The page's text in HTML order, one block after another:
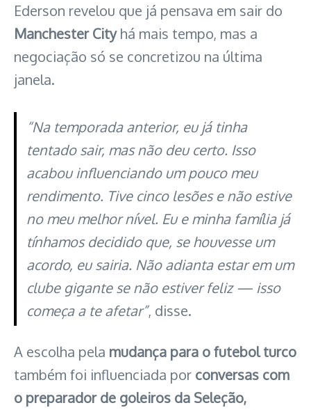
Ederson revelou que já pensava em sair do
Manchester Cityhá mais tempo, mas a
negociação só se concretizou na última
janela.
“Na temporada anterior, eu já tinha
tentado sair, mas não deu certo. Isso
acabou influenciando um pouco meu
rendimento. Tive cinco lesões e não estive
no meu melhor nível. Eu e minha família já
tínhamos decidido que, se houvesse um
acordo, eu sairia. Não adianta estar em um
clube gigante se não estiver feliz — isso
começa a te afetar”, disse.
A escolha pela mudança para o futebol turco
também foi influenciada por conversas com
o preparador de goleiros da Seleção,